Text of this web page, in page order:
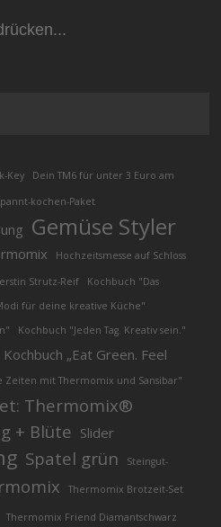
Key Dein TM6 für unter 3 Euro am
kochen-Paket
Gemüse Styler
Hochzeitsmesse auf Schloss
Strutz-Reif
Kochbuch "Das
für deine kreative Küche"
Kochbuch "Jeden Tag. Kreativ sein."
Kochbuch „Eat Green. Feel
Zeiten mit Thermomix und Sansibar"
Thermomix®
+ Blüte Slider
Spatel grün Steingut-
Thermomix Brotzeit-Set
Thermomix Friend Diamantschwarz